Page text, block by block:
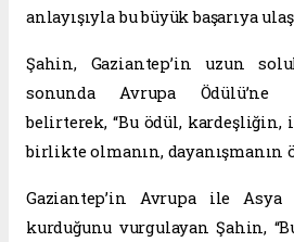
anlayışıyla bu büyük başarıya
Şahin, Gaziantep’in uzun
sonunda Avrupa Ödülü’ne
belirterek, “Bu ödül, kardeşliğin,
birlikte olmanın, dayanışmanın
Gaziantep’in Avrupa ile
kurduğunu vurgulayan Şahin,